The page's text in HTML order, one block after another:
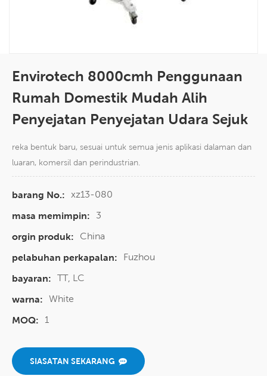
Envirotech 8000cmh Penggunaan
Rumah Domestik Mudah Alih
Penyejatan Penyejatan Udara Sejuk
reka bentuk baru, sesuai untuk semua jenis aplikasi dalaman dan
luaran, komersil dan perindustrian.
barang No.: xz13-080
masa memimpin:
3
orgin produk:
China
pelabuhan perkapalan:
Fuzhou
bayaran: TT, LC
warna: White
MOQ:
1
SIASATAN SEKARANG